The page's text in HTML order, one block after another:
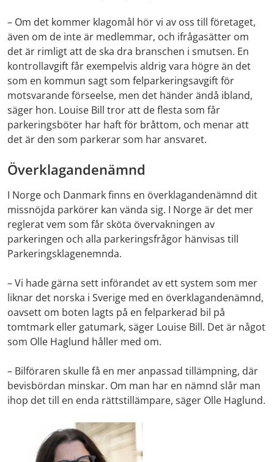
– Om det kommer klagomål hör vi av oss till företaget,
även om de inte är medlemmar, och ifrågasätter om
det är rimligt att de ska dra branschen i smutsen. En
kontrollavgift får exempelvis aldrig vara högre än det
som en kommun sagt som felparkeringsavgift för
motsvarande förseelse, men det händer ändå ibland,
säger hon. Louise Bill tror att de flesta som får
parkeringsböter har haft för bråttom, och menar att
det är den som parkerar som har ansvaret.
Överklagandenämnd
I Norge och Danmark finns en överklagandenämnd dit
missnöjda parkörer kan vända sig. I Norge är det mer
reglerat vem som får sköta övervakningen av
parkeringen och alla parkeringsfrågor hänvisas till
Parkeringsklagenemnda.
– Vi hade gärna sett införandet av ett system som mer
liknar det norska i Sverige med en överklagandenämnd,
oavsett om boten lagts på en felparkerad bil på
tomtmark eller gatumark, säger Louise Bill. Det är något
som Olle Haglund håller med om.
– Bilföraren skulle få en mer anpassad tillämpning, där
bevisbördan minskar. Om man har en nämnd slår man
ihop det till en enda rättstillämpare, säger Olle Haglund.